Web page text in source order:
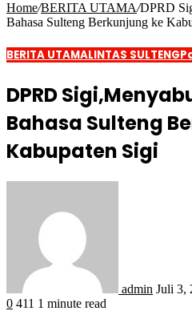
Home/BERITA UTAMA/DPRD
Bahasa Sulteng Berkunjung ke
BERITA UTAMALINTAS SULTENG
DPRD
Bahasa Sulteng
Kabupaten Sigi
admin Juli 3,
0 411 1 minute read